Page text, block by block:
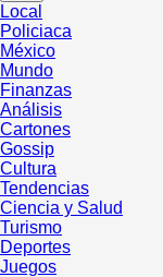
Local
Policiaca
México
Mundo
Finanzas
Análisis
Cartones
Gossip
Cultura
Tendencias
Ciencia y Salud
Turismo
Deportes
Juegos